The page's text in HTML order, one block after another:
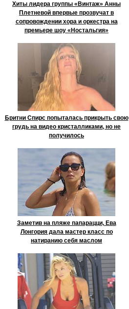
Хиты лидера группы «Винтаж» Анны
Плетневой впервые прозвучат в
сопровождении хора и оркестра на
премьере шоу «Ностальгия»
Бритни Спирс попыталась прикрыть свою
грудь на видео кристалликами, но не
получилось
Заметив на пляже папарацци, Ева
Лонгория дала мастер класс по
натиранию себя маслом